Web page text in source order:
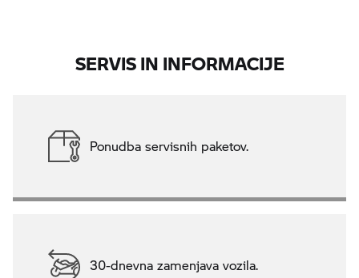
SERVIS IN INFORMACIJE
Ponudba servisnih paketov.
30-dnevna zamenjava vozila.